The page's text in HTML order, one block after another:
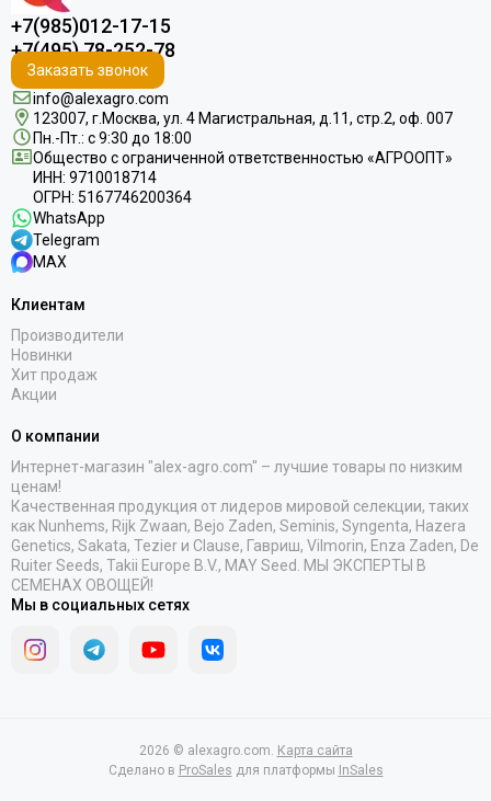
+7(985)012-17-15
+7(495) 78-252-78
Заказать звонок
info@alexagro.com
123007, г.Москва, ул. 4 Магистральная, д.11, стр.2, оф. 007
Пн.-Пт.: с 9:30 до 18:00
Общество с ограниченной ответственностью «АГРООПТ»
ИНН: 9710018714
ОГРН: 5167746200364
WhatsApp
Telegram
MAX
Клиентам
Производители
Новинки
Хит продаж
Акции
О компании
Интернет-магазин "alex-agro.com" – лучшие товары по низким
ценам!
Качественная продукция от лидеров мировой селекции, таких
как Nunhems, Rijk Zwaan, Bejo Zaden, Seminis, Syngenta, Hazera
Genetics, Sakata, Tezier и Clause, Гавриш, Vilmorin, Enza Zaden, De
Ruiter Seeds, Takii Europe B.V., MAY Seed. МЫ ЭКСПЕРТЫ В
СЕМЕНАХ ОВОЩЕЙ!
Мы в социальных сетях
2026 © alexagro.com. Карта сайта
Сделано в ProSales для платформы InSales